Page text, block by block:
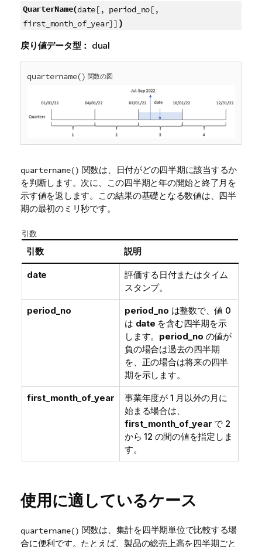
QuarterName(date[, period_no[,
first_month_of_year]] )
戻り値データ型： dual
quartername() 関数の図
quartername() 関数は、日付がどの四半期に該当するか
を判断します。次に、この四半期と年の開始と終了月を
示す値を返します。この結果の基礎となる数値は、四半
期の最初のミリ秒です。
引数
引数 説明
date
評価する日付またはタイム
スタンプ。
period_no period_no は整数で、値 0
は date を含む四半期を示
します。 period_no の値が
負の場合は過去の四半期
を、正の場合は将来の四半
期を示します。
first_month_of_year
事業年度が 1 月以外の月に
始まる場合は、
first_month_of_year で 2
から 12 の間の値を指定しま
す。
使用に適しているケース
quartername() 関数は、集計を四半期単位で比較する場
合に便利です。たとえば、製品の総売上高を四半期ごと